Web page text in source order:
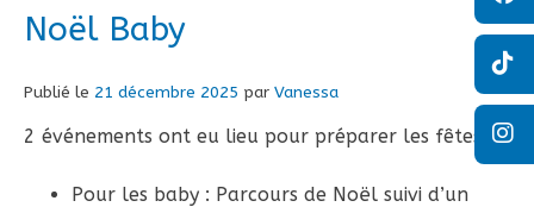
Noël Baby
Publié le 21 décembre 2025 par Vanessa
2 événements ont eu lieu pour préparer les fêtes :
Pour les baby : Parcours de Noël suivi d’un